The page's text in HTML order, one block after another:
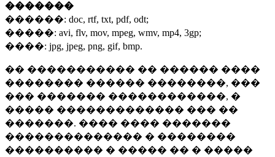
�������
������: doc, rtf, txt, pdf, odt;
�����: avi, flv, mov, mpeg, wmv, mp4, 3gp;
����: jpg, jpeg, png, gif, bmp.
�� ����������� �� ������ ����
�������� ������ ��������, ���
��� ������� ������������, �
����� ������������� ��� ��
�������. ���� ���� �������
�������������� � ��������
���������� � ����� �� � �����